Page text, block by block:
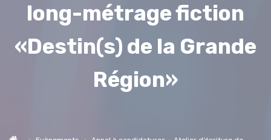
long-métrage fiction
«Destin(s) de la Grande
Région»